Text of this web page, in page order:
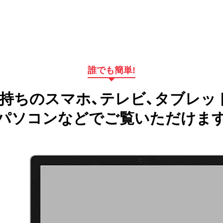
誰でも簡単!
ちのスマホ、テレビ、タブレッ
ソコンなどでご覧いただけま